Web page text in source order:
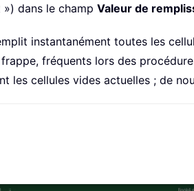
») dans le champ Valeur de
instantanément toutes les
fréquents lors des
les cellules vides actuelles ; de